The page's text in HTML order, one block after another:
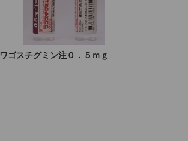
ワゴスチグミン注０．５ｍｇ